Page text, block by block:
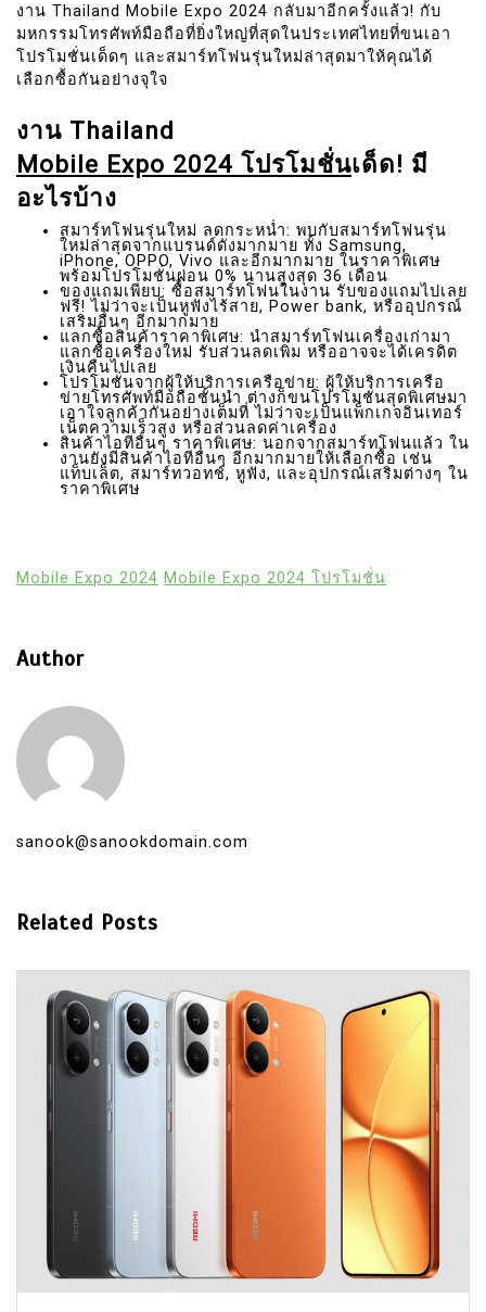
งาน Thailand Mobile Expo 2024 กลับมาอีกครั้งแล้ว! กับ
มหกรรมโทรศัพท์มือถือที่ยิ่งใหญ่ที่สุดในประเทศไทยที่ขนเอา
โปรโมชั่นเด็ดๆ และสมาร์ทโฟนรุ่นใหม่ล่าสุดมาให้คุณได้
เลือกซื้อกันอย่างจุใจ
งาน Thailand
Mobile Expo 2024 โปรโมชั่นเด็ด! มี
อะไรบ้าง
สมาร์ทโฟนรุ่นใหม่ ลดกระหน่ำ: พบกับสมาร์ทโฟนรุ่น
ใหม่ล่าสุดจากแบรนด์ดังมากมาย ทั้ง Samsung,
iPhone, OPPO, Vivo และอีกมากมาย ในราคาพิเศษ
พร้อมโปรโมชั่นผ่อน 0% นานสูงสุด 36 เดือน
ของแถมเพียบ: ซื้อสมาร์ทโฟนในงาน รับของแถมไปเลย
ฟรี! ไม่ว่าจะเป็นหูฟังไร้สาย, Power bank, หรืออุปกรณ์
เสริมอื่นๆ อีกมากมาย
แลกซื้อสินค้าราคาพิเศษ: นำสมาร์ทโฟนเครื่องเก่ามา
แลกซื้อเครื่องใหม่ รับส่วนลดเพิ่ม หรืออาจจะได้เครดิต
เงินคืนไปเลย
โปรโมชั่นจากผู้ให้บริการเครือข่าย: ผู้ให้บริการเครือ
ข่ายโทรศัพท์มือถือชั้นนำ ต่างก็ขนโปรโมชั่นสุดพิเศษมา
เอาใจลูกค้ากันอย่างเต็มที่ ไม่ว่าจะเป็นแพ็กเกจอินเทอร์
เน็ตความเร็วสูง หรือส่วนลดค่าเครื่อง
สินค้าไอทีอื่นๆ ราคาพิเศษ: นอกจากสมาร์ทโฟนแล้ว ใน
งานยังมีสินค้าไอทีอื่นๆ อีกมากมายให้เลือกซื้อ เช่น
แท็บเล็ต, สมาร์ทวอทช์, หูฟัง, และอุปกรณ์เสริมต่างๆ ใน
ราคาพิเศษ
Mobile Expo 2024 Mobile Expo 2024 โปรโมชั่น
Author
sanook@sanookdomain.com
Related Posts